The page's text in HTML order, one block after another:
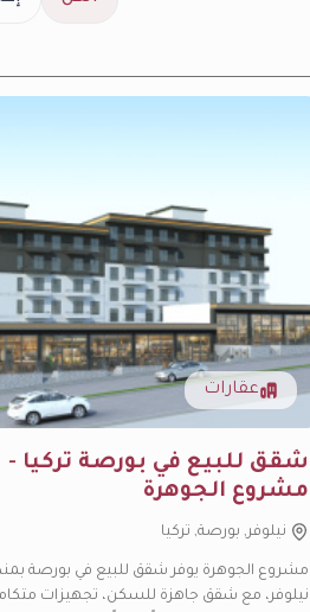
عقارات
ِشقق للبيع في بورصة تركيا -
مشروع الجوهرة
نيلوفر, بورصة, تركيا
مشروع الجوهرة يوفر شقق للبيع في بورصة
نيلوفر، مع شقق جاهزة للسكن، تجهيزات